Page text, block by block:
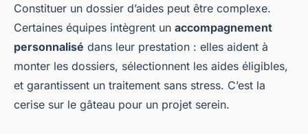
Constituer un dossier d’aides peut être complexe.
Certaines équipes intègrent un accompagnement
personnalisé dans leur prestation : elles aident à
monter les dossiers, sélectionnent les aides éligibles,
et garantissent un traitement sans stress. C’est la
cerise sur le gâteau pour un projet serein.